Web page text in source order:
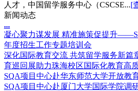
人才，中国留学服务中心（CSCSE...[
新闻动态
...
凝心聚力谋发展 精准施策促提升
年度招生工作专题培训会
深化国际教育交流 共筑留学服务新
育巡回展助力珠海校区国际化教育高
SQA项目中心赴华东师范大学开放教
SQA项目中心赴厦门大学国际学院调